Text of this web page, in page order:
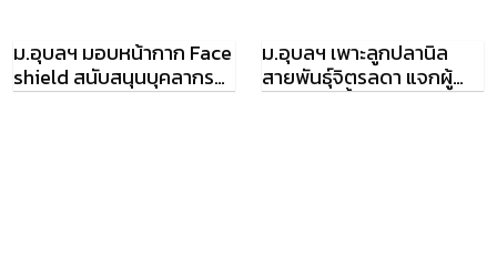
ม.อุบลฯ มอบหน้ากาก Face
shield สนับสนุนบุคลากร
ทางการแพทย์
ม.อุบลฯ เพาะลูกปลานิล
สายพันธุ์จิตรลดา แจกผู้
ประสบภัยน้ำท่วม